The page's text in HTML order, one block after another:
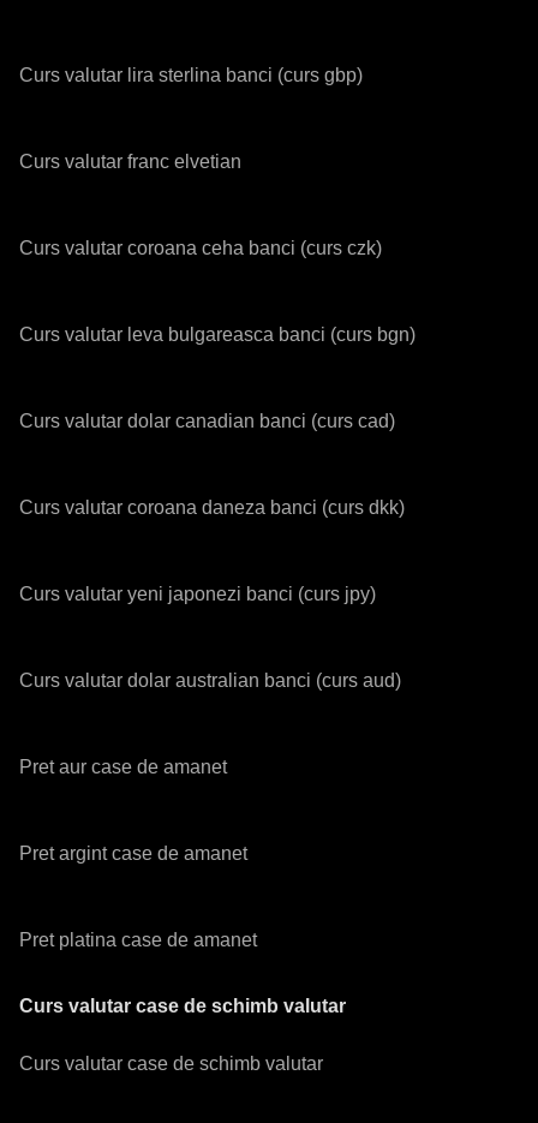
Curs valutar lira sterlina banci (curs gbp)
Curs valutar franc elvetian
Curs valutar coroana ceha banci (curs czk)
Curs valutar leva bulgareasca banci (curs bgn)
Curs valutar dolar canadian banci (curs cad)
Curs valutar coroana daneza banci (curs dkk)
Curs valutar yeni japonezi banci (curs jpy)
Curs valutar dolar australian banci (curs aud)
Pret aur case de amanet
Pret argint case de amanet
Pret platina case de amanet
Curs valutar case de schimb valutar
Curs valutar case de schimb valutar